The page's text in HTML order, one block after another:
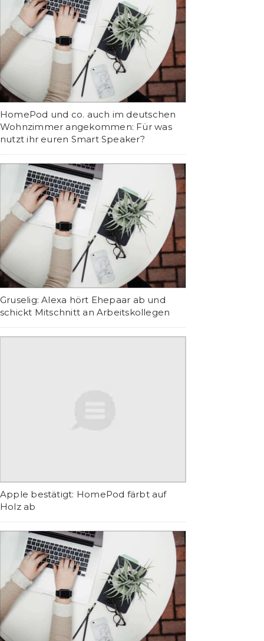
HomePod und co. auch im deutschen
Wohnzimmer angekommen: Für was
nutzt ihr euren Smart Speaker?
Gruselig: Alexa hört Ehepaar ab und
schickt Mitschnitt an Arbeitskollegen
Apple bestätigt: HomePod färbt auf
Holz ab